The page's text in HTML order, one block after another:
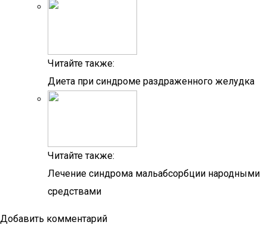
Читайте также:
Диета при синдроме раздраженного желудка
Читайте также:
Лечение синдрома мальабсорбции народными
средствами
Добавить комментарий